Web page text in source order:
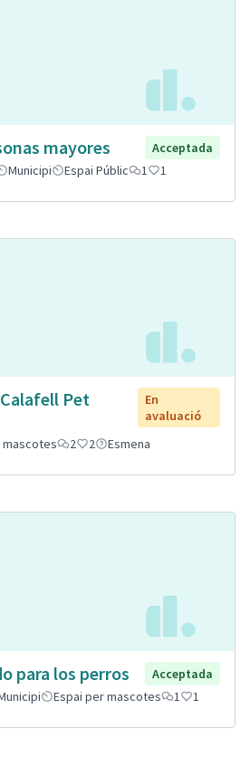
mayores
Acceptada
Municipi Espai Públic 1 1
Pet
En
avaluació
mascotes 2 2 Esmena
para los perros
Acceptada
Espai per mascotes 1 1